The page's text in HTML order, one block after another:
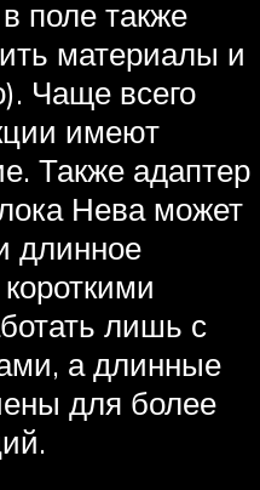
поле также
материалы и
Чаще всего
имеют
Также адаптер
Нева может
длинное
лишь с
а длинные
для более